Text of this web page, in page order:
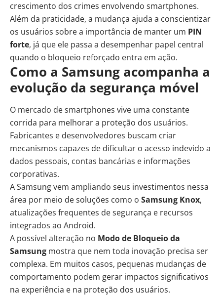
crescimento dos crimes envolvendo smartphones.
Além da praticidade, a mudança ajuda a conscientizar
os usuários sobre a importância de manter um PIN
forte, já que ele passa a desempenhar papel central
quando o bloqueio reforçado entra em ação.
Como a Samsung acompanha a
evolução da segurança móvel
O mercado de smartphones vive uma constante
corrida para melhorar a proteção dos usuários.
Fabricantes e desenvolvedores buscam criar
mecanismos capazes de dificultar o acesso indevido a
dados pessoais, contas bancárias e informações
corporativas.
A Samsung vem ampliando seus investimentos nessa
área por meio de soluções como o Samsung Knox,
atualizações frequentes de segurança e recursos
integrados ao Android.
A possível alteração no Modo de Bloqueio da
Samsung mostra que nem toda inovação precisa ser
complexa. Em muitos casos, pequenas mudanças de
comportamento podem gerar impactos significativos
na experiência e na proteção dos usuários.